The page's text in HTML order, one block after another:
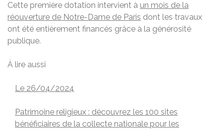
Cette première dotation intervient à un mois de la
réouverture de Notre-Dame de Paris dont les travaux
ont été entièrement financés grâce à la générosité
publique.
À lire aussi
Le 26/04/2024
Patrimoine religieux : découvrez les 100 sites
bénéficiaires de la collecte nationale pour les